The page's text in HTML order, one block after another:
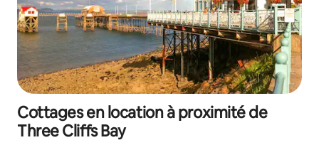
Cottages en location à proximité de
Three Cliffs Bay